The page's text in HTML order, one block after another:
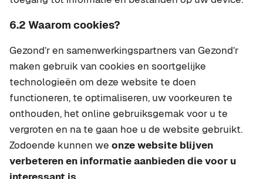
6.2 Waarom cookies?
Gezond’r en samenwerkingspartners van Gezond’r
maken gebruik van cookies en soortgelijke
technologieën om deze website te doen
functioneren, te optimaliseren, uw voorkeuren te
onthouden, het online gebruiksgemak voor u te
vergroten en na te gaan hoe u de website gebruikt.
Zodoende kunnen we onze website blijven
verbeteren en informatie aanbieden die voor u